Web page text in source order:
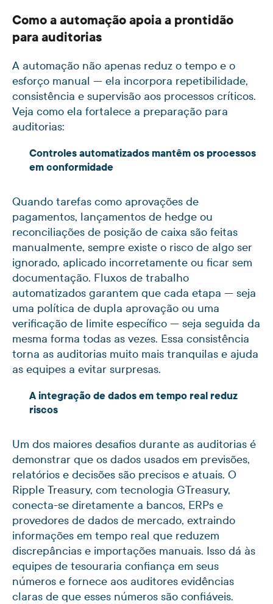
Como a automação apoia a prontidão
para auditorias
A automação não apenas reduz o tempo e o
esforço manual — ela incorpora repetibilidade,
consistência e supervisão aos processos críticos.
Veja como ela fortalece a preparação para
auditorias:
Controles automatizados mantêm os processos
em conformidade
Quando tarefas como aprovações de
pagamentos, lançamentos de hedge ou
reconciliações de posição de caixa são feitas
manualmente, sempre existe o risco de algo ser
ignorado, aplicado incorretamente ou ficar sem
documentação. Fluxos de trabalho
automatizados garantem que cada etapa — seja
uma política de dupla aprovação ou uma
verificação de limite específico — seja seguida da
mesma forma todas as vezes. Essa consistência
torna as auditorias muito mais tranquilas e ajuda
as equipes a evitar surpresas.
A integração de dados em tempo real reduz
riscos
Um dos maiores desafios durante as auditorias é
demonstrar que os dados usados em previsões,
relatórios e decisões são precisos e atuais. O
Ripple Treasury, com tecnologia GTreasury,
conecta-se diretamente a bancos, ERPs e
provedores de dados de mercado, extraindo
informações em tempo real que reduzem
discrepâncias e importações manuais. Isso dá às
equipes de tesouraria confiança em seus
números e fornece aos auditores evidências
claras de que esses números são confiáveis.